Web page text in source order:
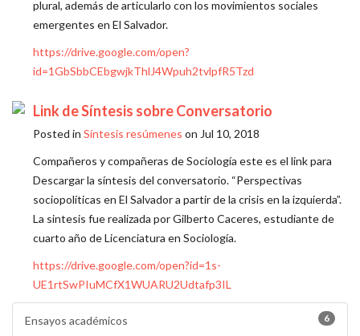
plural, además de articularlo con los movimientos sociales
emergentes en El Salvador.
https://drive.google.com/open?
id=1GbSbbCEbgwjkThlJ4Wpuh2tvlpfR5Tzd
Link de Síntesis sobre Conversatorio
Posted in Síntesis resúmenes on Jul 10, 2018
Compañeros y compañeras de Sociología este es el link para
Descargar la síntesis del conversatorio. “Perspectivas
sociopolíticas en El Salvador a partir de la crisis en la izquierda”.
La sintesis fue realizada por Gilberto Caceres, estudiante de
cuarto año de Licenciatura en Sociología.
https://drive.google.com/open?id=1s-
UE1rtSwPIuMCfX1WUARU2Udtafp3IL
Ensayos académicos 6